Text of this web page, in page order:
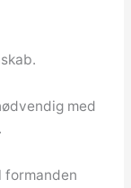
med
formanden